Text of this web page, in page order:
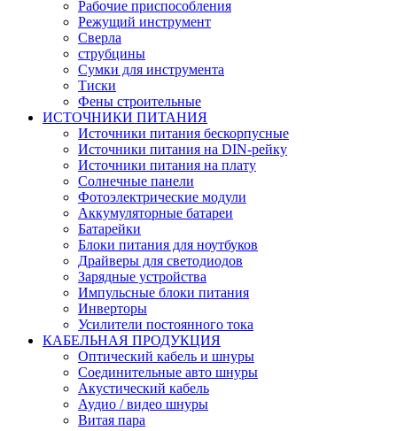
Рабочие приспособления
Режущий инструмент
Сверла
струбцины
Сумки для инструмента
Тиски
Фены строительные
ИСТОЧНИКИ ПИТАНИЯ
Источники питания бескорпусные
Источники питания на DIN-рейку
Источники питания на плату
Солнечные панели
Фотоэлектрические модули
Аккумуляторные батареи
Батарейки
Блоки питания для ноутбуков
Драйверы для светодиодов
Зарядные устройства
Импульсные блоки питания
Инверторы
Усилители постоянного тока
КАБЕЛЬНАЯ ПРОДУКЦИЯ
Оптический кабель и шнуры
Соединительные авто шнуры
Акустический кабель
Аудио / видео шнуры
Витая пара